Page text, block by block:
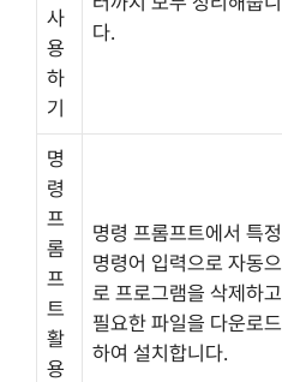
사
용
하
기
다.
명
령
프
롬
프
트
활
용
명령 프롬프트에서 특정
명령어 입력으로 자동으
로 프로그램을 삭제하고
필요한 파일을 다운로드
하여 설치합니다.